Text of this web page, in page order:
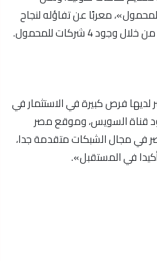
معربًا عن تفاؤله لنجاح
4 شركات للمحمول.
لديها فرص كبيرة في الاستثمار في
قناة السويس، وموقع مصر
في مجال الشبكات متقدمة جدا،
في المستقبل».